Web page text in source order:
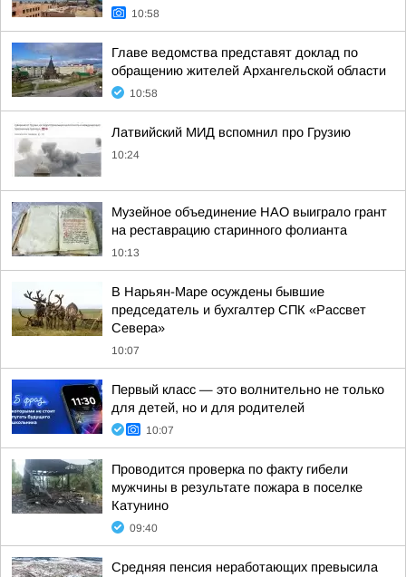
10:58
Главе ведомства представят доклад по
обращению жителей Архангельской области
10:58
Латвийский МИД вспомнил про Грузию
10:24
Музейное объединение НАО выиграло грант
на реставрацию старинного фолианта
10:13
В Нарьян-Маре осуждены бывшие
председатель и бухгалтер СПК «Рассвет
Севера»
10:07
Первый класс — это волнительно не только
для детей, но и для родителей
10:07
Проводится проверка по факту гибели
мужчины в результате пожара в поселке
Катунино
09:40
Средняя пенсия неработающих превысила